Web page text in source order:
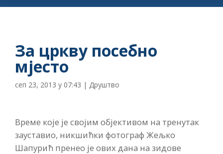
За цркву посебно
мјесто
сеп 23, 2013 у 07:43 | Друштво
Време које је својим објективом на тренутак
зауставио, никшићки фотограф Жељко
Шапурић пренео је ових дана на зидове